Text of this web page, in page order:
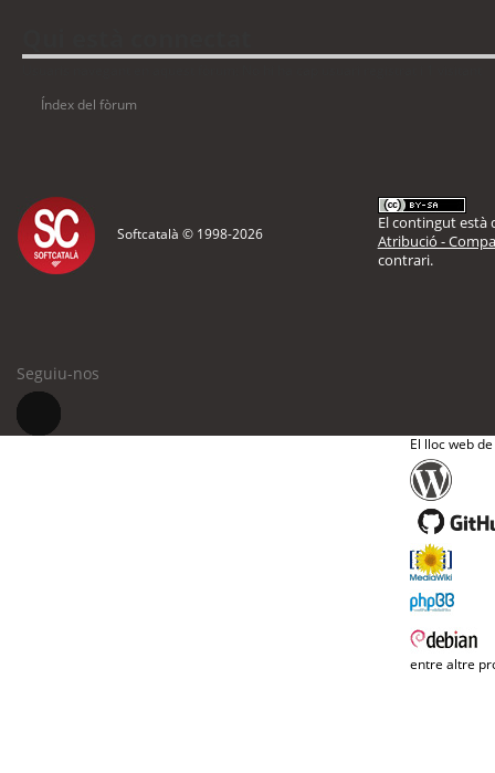
Índex del fòrum
Softcatalà © 1998-2026
El contingut està
Atribució -
contrari.
Seguiu-nos
El lloc web
entre altre